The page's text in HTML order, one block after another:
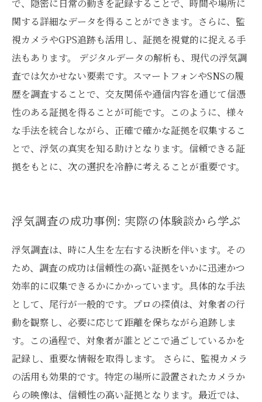
で、隠密に日常の動きを記録することで、時間や場所に
関する詳細なデータを得ることができます。さらに、監
視カメラやGPS追跡も活用し、証拠を視覚的に捉える手
法もあります。 デジタルデータの解析も、現代の浮気調
査では欠かせない要素です。スマートフォンやSNSの履
歴を調査することで、交友関係や通信内容を通じて信憑
性のある証拠を得ることが可能です。このように、様々
な手法を統合しながら、正確で確かな証拠を収集するこ
とで、浮気の真実を知る助けとなります。信頼できる証
拠をもとに、次の選択を冷静に考えることが重要です。
浮気調査の成功事例: 実際の体験談から学ぶ
浮気調査は、時に人生を左右する決断を伴います。その
ため、調査の成功は信頼性の高い証拠をいかに迅速かつ
効率的に収集できるかにかかっています。具体的な手法
として、尾行が一般的です。プロの探偵は、対象者の行
動を観察し、必要に応じて距離を保ちながら追跡しま
す。この過程で、対象者が誰とどこで過ごしているかを
記録し、重要な情報を取得します。 さらに、監視カメラ
の活用も効果的です。特定の場所に設置されたカメラか
らの映像は、信頼性の高い証拠となります。最近では、